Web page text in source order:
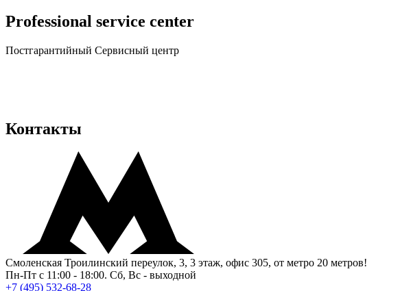
Professional service center
Постгарантийный Cервисный центр
Контакты
Смоленская Троилинский переулок, 3, 3 этаж, офис 305, от метро 20 метров!
Пн-Пт с 11:00 - 18:00. Сб, Вс - выходной
+7 (495) 532-68-28